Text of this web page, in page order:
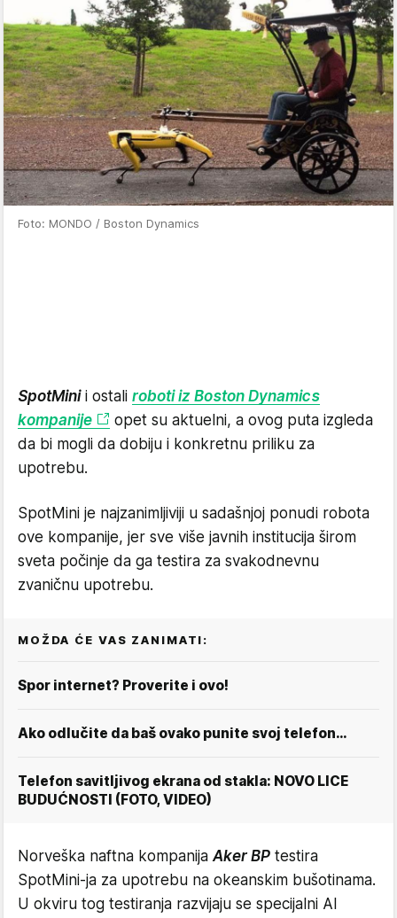
Foto: MONDO / Boston Dynamics
SpotMinii ostali roboti iz Boston Dynamics
kompanije
opet su aktuelni, a ovog puta izgleda
da bi mogli da dobiju i konkretnu priliku za
upotrebu.
SpotMini je najzanimljiviji u sadašnjoj ponudi robota
ove kompanije, jer sve više javnih institucija širom
sveta počinje da ga testira za svakodnevnu
zvaničnu upotrebu.
MOŽDA ĆE VAS ZANIMATI:
Spor internet? Proverite i ovo!
Ako odlučite da baš ovako punite svoj telefon…
Telefon savitljivog ekrana od stakla: NOVO LICE
BUDUĆNOSTI (FOTO, VIDEO)
Norveška naftna kompanijaAker BP testira
SpotMini-ja za upotrebu na okeanskim bušotinama.
U okviru tog testiranja razvijaju se specijalni AI